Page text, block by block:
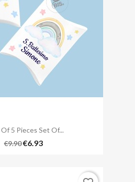
5 Pieces Set Of...
€9.90€6.93